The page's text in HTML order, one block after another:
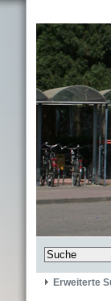
Erweiterte